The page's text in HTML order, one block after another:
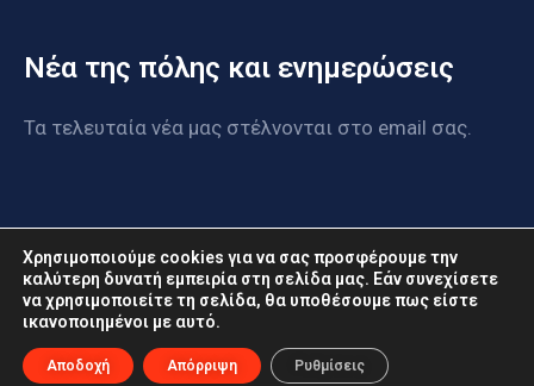
Νέα της πόλης και ενημερώσεις
Τα τελευταία νέα μας στέλνονται στο email σας.
www.eordaia.gov.gr © 2022. Με επιφύλαξη παντός
δικαιώματος
Χρησιμοποιούμε cookies για να σας προσφέρουμε την
καλύτερη δυνατή εμπειρία στη σελίδα μας. Εάν συνεχίσετε
να χρησιμοποιείτε τη σελίδα, θα υποθέσουμε πως είστε
ικανοποιημένοι με αυτό.
Αποδοχή Απόρριψη Ρυθμίσεις